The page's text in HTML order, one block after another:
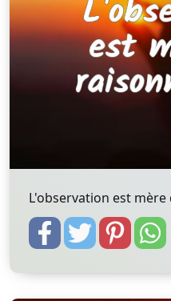
L'observation est